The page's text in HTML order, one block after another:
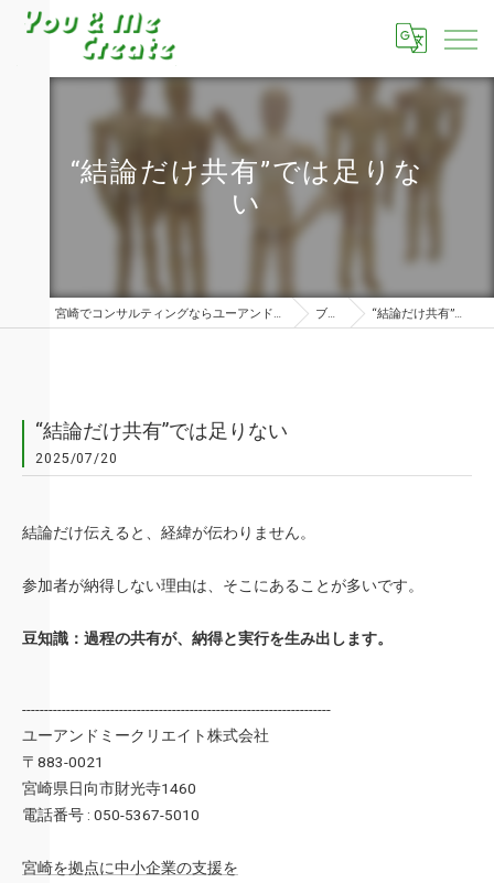
“結論だけ共有”では足りな
い
宮崎でコンサルティングならユーアンドミークリエイト株式会社 ブログ “結論だけ共有”では足りない
“結論だけ共有”では足りない
2025/07/20
結論だけ伝えると、経緯が伝わりません。
参加者が納得しない理由は、そこにあることが多いです。
豆知識：過程の共有が、納得と実行を生み出します。
----------------------------------------------------------------------
ユーアンドミークリエイト株式会社
〒883-0021
宮崎県日向市財光寺1460
電話番号 : 050-5367-5010
宮崎を拠点に中小企業の支援を